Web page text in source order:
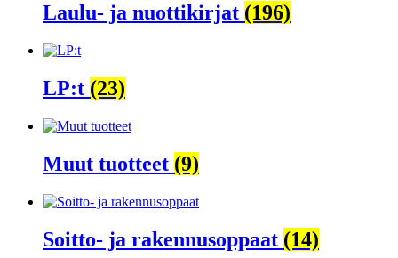
Laulu- ja nuottikirjat (196)
LP:t (23)
Muut tuotteet (9)
Soitto- ja rakennusoppaat (14)